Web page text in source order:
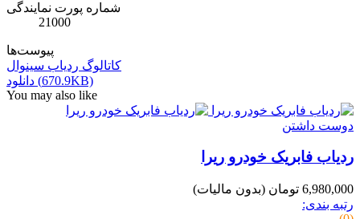
شماره پورت نمایندگی
21000
پیوست‌ها
کاتالوگ ردیاب سینوال
دانلود (670.9KB)
You may also like
دوست داشتن
ردیاب فابریک خودرو ریرا
6,980,000 تومان
(بدون مالیات)
رتبه بندی: